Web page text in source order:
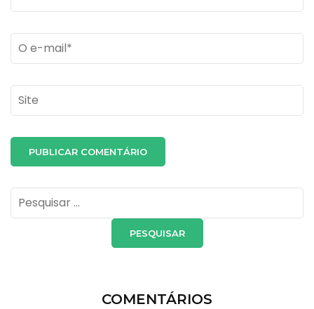
Email *
Site
Pesquisar
por:
COMENTÁRIOS